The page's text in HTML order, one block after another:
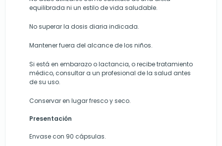
equilibrada ni un estilo de vida saludable.
No superar la dosis diaria indicada.
Mantener fuera del alcance de los niños.
Si está en embarazo o lactancia, o recibe tratamiento
médico, consultar a un profesional de la salud antes
de su uso.
Conservar en lugar fresco y seco.
Presentación
Envase con 90 cápsulas.